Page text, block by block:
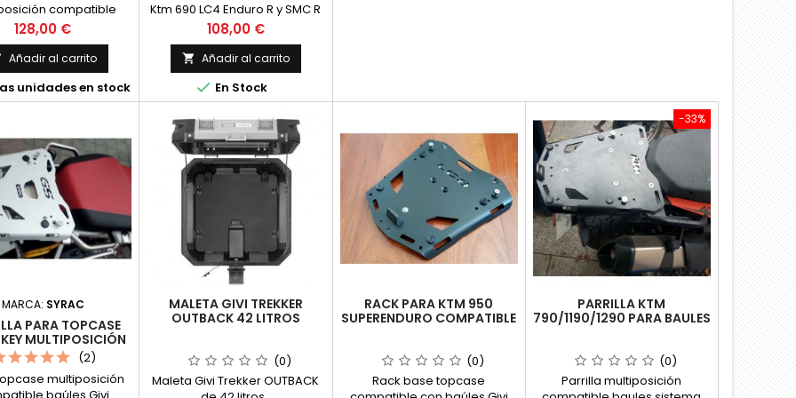
compatible
Givi Monokey
1000L Adventure
(no válido para CRF
"Normal") hasta año
Anclajes para
sistema
Precio
128,00 €
Añadir al carrito
unidades en stock
Ktm 690 LC4 Enduro R y SMC R
Precio
108,00 €
 Añadir al carrito
 En Stock
MARCA: SYRAC
PARA TOPCASE
MULTIPOSICIÓN
(2)
multiposición
baúles Givi
MALETA GIVI TREKKER
OUTBACK 42 LITROS
(0)
Maleta Givi Trekker OUTBACK
RACK PARA KTM 950
SUPERENDURO COMPATIBLE
(0)
Rack base topcase
-33%
PARRILLA KTM
790/1190/1290 PARA BAULES
(0)
Parrilla multiposición